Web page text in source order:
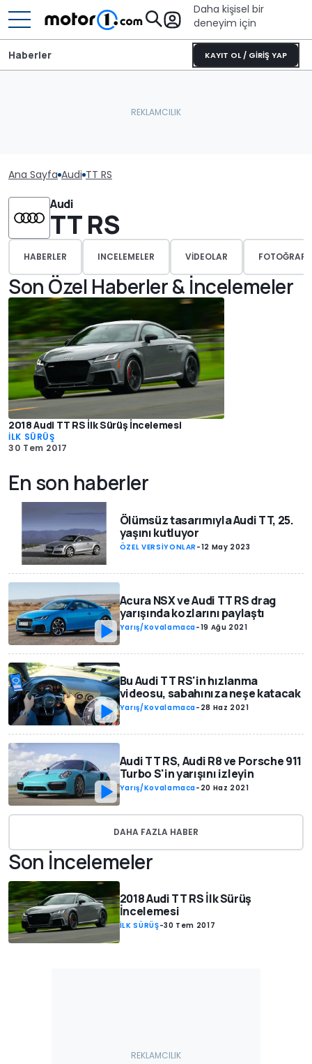
Daha kişisel bir
deneyim için
KAYIT OL / GİRİŞ YAP
Haberler
Ana Sayfa Audi TT RS
Audi
TT RS
HABERLER INCELEMELER VIDEOLAR
Son Özel Haberler & İncelemeler
2018 Audi TT RS İlk Sürüş İncelemesi
İLK SÜRÜŞ
30 Tem 2017
En son haberler
Ölümsüz tasarımıyla Audi TT, 25.
yaşını kutluyor
ÖZEL VERSİYONLAR -12 May 2023
Acura NSX ve Audi TT RS drag
yarışında kozlarını paylaştı
Yarış/Kovalamaca-19 Ağu 2021
Bu Audi TT RS'in hızlanma
videosu, sabahınıza neşe katacak
Yarış/Kovalamaca- 28 Haz 2021
Audi TT RS, Audi R8 ve Porsche 911
Turbo S'in yarışını izleyin
Yarış/Kovalamaca- 20 Haz 2021
DAHA FAZLA HABER
Son İncelemeler
2018 Audi TT RS İlk Sürüş
İncelemesi
İLK SÜRÜŞ-30 Tem 2017